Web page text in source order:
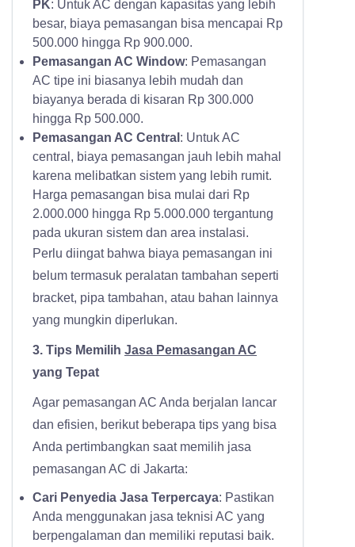
PK: Untuk AC dengan kapasitas yang lebih
besar, biaya pemasangan bisa mencapai Rp
500.000 hingga Rp 900.000.
Pemasangan AC Window: Pemasangan
AC tipe ini biasanya lebih mudah dan
biayanya berada di kisaran Rp 300.000
hingga Rp 500.000.
Pemasangan AC Central : Untuk AC
central, biaya pemasangan jauh lebih mahal
karena melibatkan sistem yang lebih rumit.
Harga pemasangan bisa mulai dari Rp
2.000.000 hingga Rp 5.000.000 tergantung
pada ukuran sistem dan area instalasi.
Perlu diingat bahwa biaya pemasangan ini
belum termasuk peralatan tambahan seperti
bracket, pipa tambahan, atau bahan lainnya
yang mungkin diperlukan.
3. Tips Memilih Jasa Pemasangan AC
yang Tepat
Agar pemasangan AC Anda berjalan lancar
dan efisien, berikut beberapa tips yang bisa
Anda pertimbangkan saat memilih jasa
pemasangan AC di Jakarta:
Cari Penyedia Jasa Terpercaya: Pastikan
Anda menggunakan jasa teknisi AC yang
berpengalaman dan memiliki reputasi baik.